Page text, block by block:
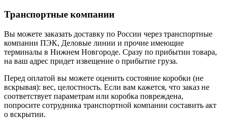
Транспортные компании
Вы можете заказать доставку по России через транспортные
компании ПЭК, Деловые линии и прочие имеющие
терминалы в Нижнем Новгороде. Сразу по прибытии товара,
на ваш адрес придет извещение о прибытие груза.
Перед оплатой вы можете оценить состояние коробки (не
вскрывая): вес, целостность. Если вам кажется, что заказ не
соответствует параметрам или коробка повреждена,
попросите сотрудника транспортной компании составить акт
о вскрытии.